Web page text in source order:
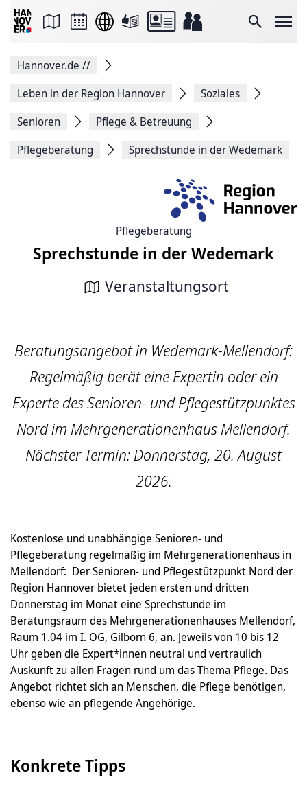
Suche
Seite
Facebook
teilen
Seitenlink
Seite
Hannover.de //
Leben in der Region Hannover
Soziales
Senioren
Pflege & Betreuung
Pflegeberatung
Sprechstunde in der Wedemark
Pflegeberatung
Sprechstunde in der Wedemark
Veranstaltungsort
Beratungsangebot in Wedemark-Mellendorf:
Regelmäßig berät eine Expertin oder ein
Experte des Senioren- und Pflegestützpunktes
Nord im Mehrgenerationenhaus Mellendorf.
Nächster Termin: Donnerstag, 20. August
2026.
Kostenlose und unabhängige Senioren- und
Pflegeberatung regelmäßig im Mehrgenerationenhaus in
Mellendorf: Der Senioren- und Pflegestützpunkt Nord der
Region Hannover bietet jeden ersten und dritten
Donnerstag im Monat eine Sprechstunde im
Beratungsraum des Mehrgenerationenhauses Mellendorf,
Raum 1.04 im I. OG, Gilborn 6, an. Jeweils von 10 bis 12
Uhr geben die Expert*innen neutral und vertraulich
Auskunft zu allen Fragen rund um das Thema Pflege. Das
Angebot richtet sich an Menschen, die Pflege benötigen,
ebenso wie an pflegende Angehörige.
Konkrete Tipps